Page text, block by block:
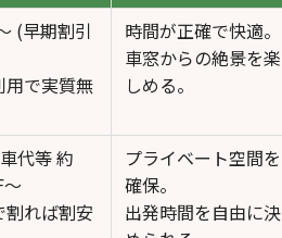
(早期割引
で実質無
時間が正確で快適。
車窓からの絶景を楽
しめる。
代等 約
れば割安
プライベート空間を
確保。
出発時間を自由に決